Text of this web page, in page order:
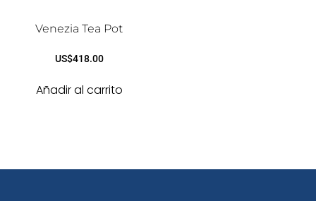
Venezia Tea Pot
US$418.00
Añadir al carrito